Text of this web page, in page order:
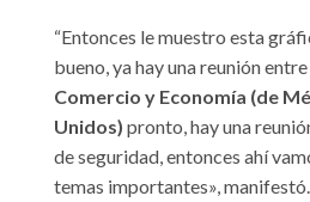
“Entonces le muestro esta
bueno, ya hay una reunión
Comercio y Economía (de
Unidos) pronto, hay una
de seguridad, entonces ahí
temas importantes», manifestó.